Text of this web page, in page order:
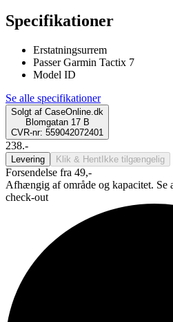
Specifikationer
Erstatningsurrem
Passer Garmin Tactix 7
Model ID
Se alle specifikationer
Solgt af CaseOnline.dk
Blomgatan 17 B
CVR-nr: 559042072401
238.-
Levering Klik & Hent Ikke tilgængelig
Forsendelse fra 49,-
Afhængig af område og kapacitet. Se
check-out